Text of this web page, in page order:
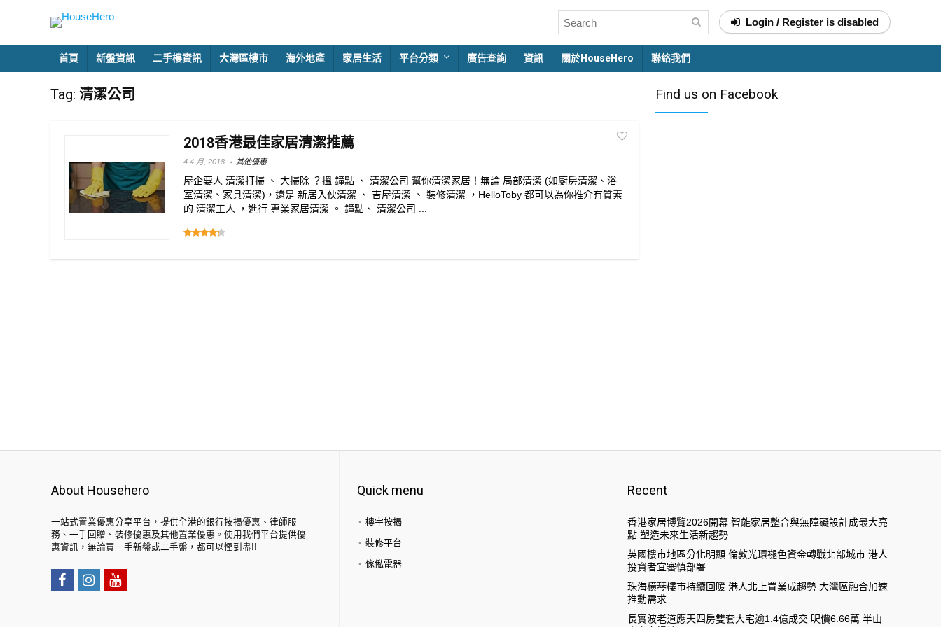
Login / Register is disabled
首頁 新盤資訊 二手樓資訊 大灣區樓市 海外地產 家居生活 平台分類 廣告查詢 資訊 關於HouseHero 聯絡我們
Tag: 清潔公司
2018香港最佳家居清潔推薦
4 4 月, 2018 其他優惠
屋企要人 清潔打掃 、 大掃除 ？搵 鐘點 、 清潔公司 幫你清潔家居！無論 局部清潔 (如廚房清潔、浴
室清潔、家具清潔)，還是 新居入伙清潔 、 吉屋清潔 、 裝修清潔 ，HelloToby 都可以為你推介有質素
的 清潔工人 ，進行 專業家居清潔 。 鐘點、 清潔公司 ...
Find us on Facebook
About Househero
一站式置業優惠分享平台，提供全港的銀行按揭優惠、律師服
務、一手回贈、裝修優惠及其他置業優惠。使用我們平台提供優
惠資訊，無論買一手新盤或二手盤，都可以慳到盡!!
Quick menu
樓宇按揭
裝修平台
傢俬電器
Recent
香港家居博覽2026開幕 智能家居整合與無障礙設計成最大亮
點 塑造未來生活新趨勢
英國樓市地區分化明顯 倫敦光環褪色資金轉戰北部城市 港人
投資者宜審慎部署
珠海橫琴樓市持續回暖 港人北上置業成趨勢 大灣區融合加速
推動需求
長實波老道應天四房雙套大宅逾1.4億成交 呎價6.66萬 半山